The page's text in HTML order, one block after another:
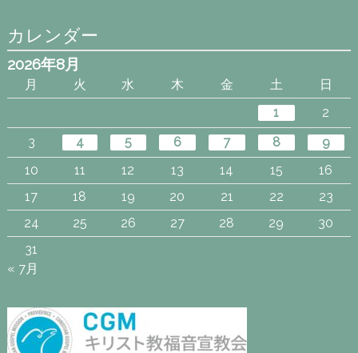
カレンダー
2026年8月
月 火 水 木 金 土
日
1
2
3
4 5 6 7 8
9
10
11 12 13 14 15
16
17
18 19 20 21 22
23
24
25 26 27 28 29
30
31
« 7月